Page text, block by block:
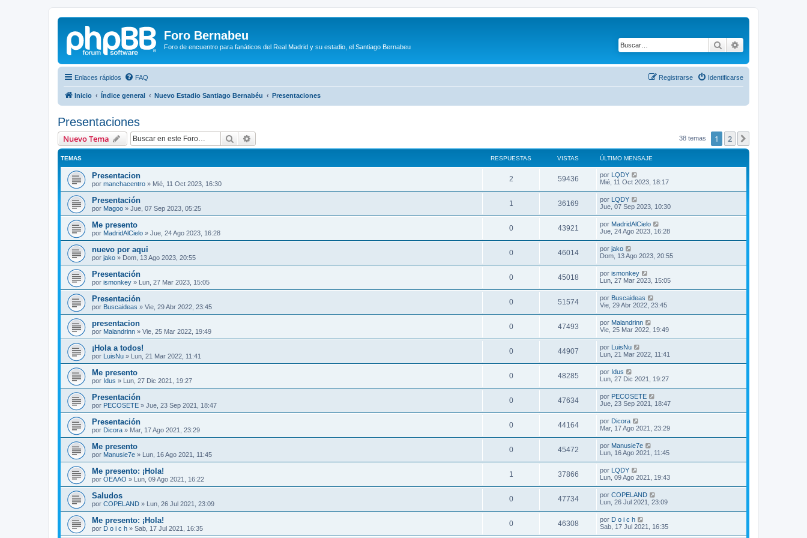
Foro Bernabeu
Foro de encuentro para fanáticos del Real Madrid y su estadio, el Santiago Bernabeu Buscar
Enlaces rápidos FAQ Identificarse
Registrarse
Inicio Índice general Nuevo Estadio Santiago Bernabéu Presentaciones
Presentaciones
Nuevo Tema Buscar 38 temas 1 2
TEMAS RESPUESTAS VISTAS ÚLTIMO MENSAJE
Presentacion
por manchacentro » Mié, 11 Oct 2023, 16:30
2 59436 por LQDY
Mié, 11 Oct 2023, 18:17
Presentación
por Magoo » Jue, 07 Sep 2023, 05:25
1 36169 por LQDY
Jue, 07 Sep 2023, 10:30
Me presento
por MadridAlCielo » Jue, 24 Ago 2023, 16:28
0 43921 por MadridAlCielo
Jue, 24 Ago 2023, 16:28
nuevo por aqui
por jako » Dom, 13 Ago 2023, 20:55
0 46014 por jako
Dom, 13 Ago 2023, 20:55
Presentación
por ismonkey » Lun, 27 Mar 2023, 15:05
0 45018 por ismonkey
Lun, 27 Mar 2023, 15:05
Presentación
por Buscaideas » Vie, 29 Abr 2022, 23:45
0 51574 por Buscaideas
Vie, 29 Abr 2022, 23:45
presentacion
por Malandrinn » Vie, 25 Mar 2022, 19:49
0 47493 por Malandrinn
Vie, 25 Mar 2022, 19:49
¡Hola a todos!
por LuisNu » Lun, 21 Mar 2022, 11:41
0 44907 por LuisNu
Lun, 21 Mar 2022, 11:41
Me presento
por Idus » Lun, 27 Dic 2021, 19:27
0 48285 por Idus
Lun, 27 Dic 2021, 19:27
Presentación
por PECOSETE » Jue, 23 Sep 2021, 18:47
0 47634 por PECOSETE
Jue, 23 Sep 2021, 18:47
Presentación
por Dicora » Mar, 17 Ago 2021, 23:29
0 44164 por Dicora
Mar, 17 Ago 2021, 23:29
Me presento
por Manusie7e » Lun, 16 Ago 2021, 11:45
0 45472 por Manusie7e
Lun, 16 Ago 2021, 11:45
Me presento: ¡Hola!
por OEAAO » Lun, 09 Ago 2021, 16:22
1 37866 por LQDY
Lun, 09 Ago 2021, 19:43
Saludos
por COPELAND » Lun, 26 Jul 2021, 23:09
0 47734 por COPELAND
Lun, 26 Jul 2021, 23:09
Me presento: ¡Hola!
por D o i c h » Sab, 17 Jul 2021, 16:35
0 46308 por D o i c h
Sab, 17 Jul 2021, 16:35